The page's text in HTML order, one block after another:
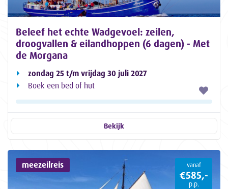
Beleef het echte Wadgevoel: zeilen,
droogvallen & eilandhoppen (6 dagen) - Met
de Morgana
zondag 25 t/m vrijdag 30 juli 2027
Boek een bed of hut
Bekijk
meezeilreis vanaf
€585,-
p.p.